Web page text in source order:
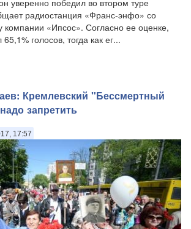
радиостанция «Франс-энфо» со
компании «Ипсос». Согласно ее оценке,
голосов, тогда как ег...
Кремлевский "Бессмертный
запретить
17:57